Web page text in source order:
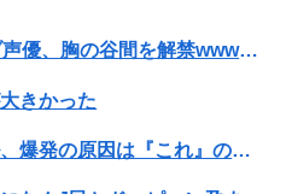
【画像】20歳のラブライブ声優、胸の谷間を解禁wwwwww遠藤璃菜、1st写真集で美乳＆美ヘソをセクシー露出！！！
きかった
【速報】熊本イオンモール、爆発の原因は『これ』の可能性